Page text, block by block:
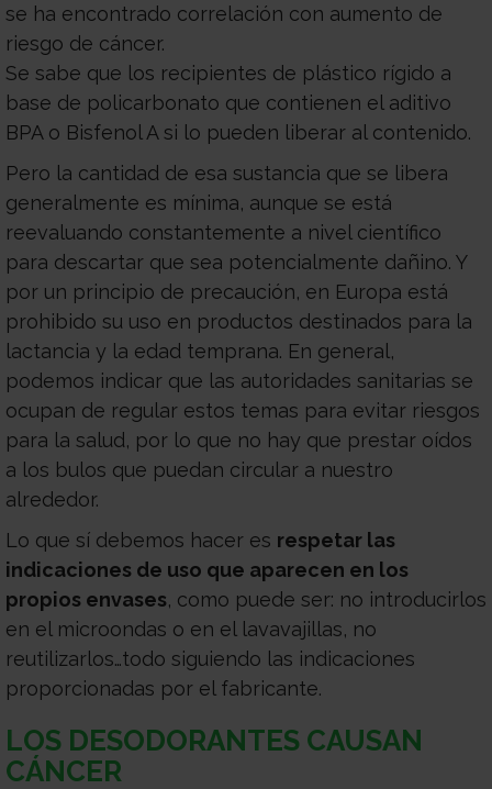
se ha encontrado correlación con aumento de
riesgo de cáncer.
Se sabe que los recipientes de plástico rígido a
base de policarbonato que contienen el aditivo
BPA o Bisfenol A si lo pueden liberar al contenido.
Pero la cantidad de esa sustancia que se libera
generalmente es mínima, aunque se está
reevaluando constantemente a nivel científico
para descartar que sea potencialmente dañino. Y
por un principio de precaución, en Europa está
prohibido su uso en productos destinados para la
lactancia y la edad temprana. En general,
podemos indicar que las autoridades sanitarias se
ocupan de regular estos temas para evitar riesgos
para la salud, por lo que no hay que prestar oídos
a los bulos que puedan circular a nuestro
alrededor.
Lo que sí debemos hacer es respetar las
indicaciones de uso que aparecen en los
propios envases, como puede ser: no introducirlos
en el microondas o en el lavavajillas, no
reutilizarlos…todo siguiendo las indicaciones
proporcionadas por el fabricante.
LOS DESODORANTES CAUSAN
CÁNCER